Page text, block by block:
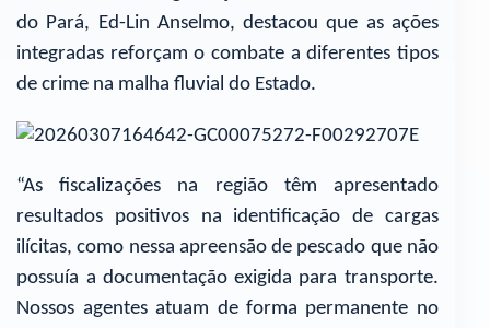
do Pará, Ed-Lin Anselmo, destacou que as ações
integradas reforçam o combate a diferentes tipos
de crime na malha fluvial do Estado.
“As fiscalizações na região têm apresentado
resultados positivos na identificação de cargas
ilícitas, como nessa apreensão de pescado que não
possuía a documentação exigida para transporte.
Nossos agentes atuam de forma permanente no